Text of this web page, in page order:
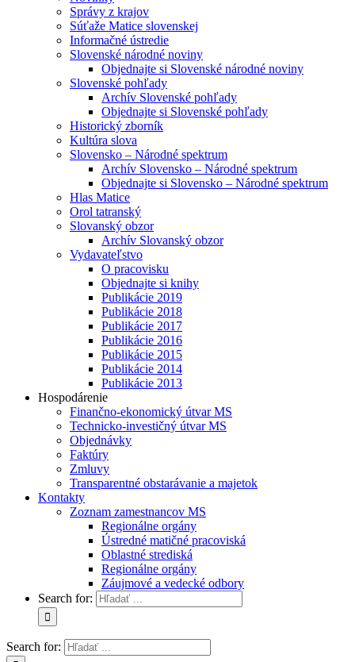
Správy z krajov
Súťaže Matice slovenskej
Informačné ústredie
Slovenské národné noviny
Objednajte si Slovenské národné noviny
Slovenské pohľady
Archív Slovenské pohľady
Objednajte si Slovenské pohľady
Historický zborník
Kultúra slova
Slovensko – Národné spektrum
Archív Slovensko – Národné spektrum
Objednajte si Slovensko – Národné spektrum
Hlas Matice
Orol tatranský
Slovanský obzor
Archív Slovanský obzor
Vydavateľstvo
O pracovisku
Objednajte si knihy
Publikácie 2019
Publikácie 2018
Publikácie 2017
Publikácie 2016
Publikácie 2015
Publikácie 2014
Publikácie 2013
Hospodárenie
Finančno-ekonomický útvar MS
Technicko-investičný útvar MS
Objednávky
Faktúry
Zmluvy
Transparentné obstarávanie a majetok
Kontakty
Zoznam zamestnancov MS
Regionálne orgány
Ústredné matičné pracoviská
Oblastné strediská
Regionálne orgány
Záujmové a vedecké odbory
Search for:
Search for: